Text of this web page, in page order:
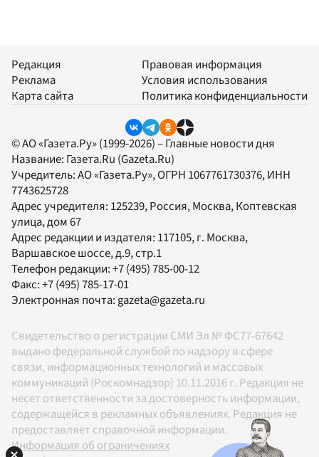
Редакция
Реклама
Карта сайта
Правовая информация
Условия использования
Политика конфиденциальности
© АО «Газета.Ру» (1999-2026) – Главные новости дня
Название: Газета.Ru (Gazeta.Ru)
Учредитель:АО «Газета.Ру», ОГРН 1067761730376, ИНН
7743625728
Адрес учредителя: 125239, Россия, Москва, Коптевская
улица, дом 67
Адрес редакции и издателя: 117105, г. Москва,
Варшавское шоссе, д.9, стр.1
Телефон редакции:+7 (495) 785-00-12
Факс:+7 (495) 785-17-01
Электронная почта: gazeta@gazeta.ru
Свидетельство о регистрации СМИ Эл № ФС77-67642
выдано федеральной службой по надзору в сфере
связи, информационных технологий и массовых
коммуникаций (Роскомнадзор) 10.11.2016 г. Редакция не
несет ответственности за достоверность информации,
содержащейся в рекламных объявлениях. Редакция не
предоставляет справочной информации.
Информация об ограничениях